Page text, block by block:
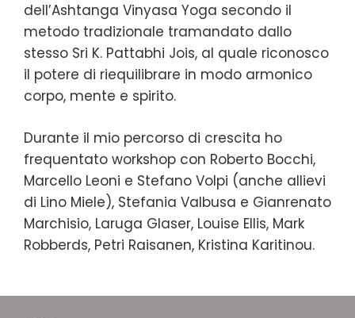
dell’Ashtanga Vinyasa Yoga secondo il
metodo tradizionale tramandato dallo
stesso Sri K. Pattabhi Jois, al quale riconosco
il potere di riequilibrare in modo armonico
corpo, mente e spirito.
Durante il mio percorso di crescita ho
frequentato workshop con Roberto Bocchi,
Marcello Leoni e Stefano Volpi (anche allievi
di Lino Miele), Stefania Valbusa e Gianrenato
Marchisio, Laruga Glaser, Louise Ellis, Mark
Robberds, Petri Raisanen, Kristina Karitinou.